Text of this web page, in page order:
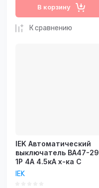
В корзину
К сравнению
IEK Автоматический
выключатель ВА47-29
1Р 4А 4.5кА х-ка С
IEK